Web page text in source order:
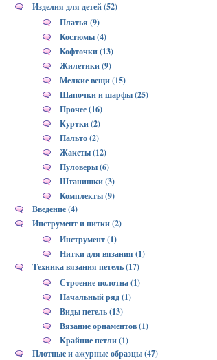
Изделия для детей (52)
Платья (9)
Костюмы (4)
Кофточки (13)
Жилетики (9)
Мелкие вещи (15)
Шапочки и шарфы (25)
Прочее (16)
Куртки (2)
Пальто (2)
Жакеты (12)
Пуловеры (6)
Штанишки (3)
Комплекты (9)
Введение (4)
Инструмент и нитки (2)
Инструмент (1)
Нитки для вязания (1)
Техника вязания петель (17)
Строение полотна (1)
Начальный ряд (1)
Виды петель (13)
Вязание орнаментов (1)
Крайние петли (1)
Плотные и ажурные образцы (47)